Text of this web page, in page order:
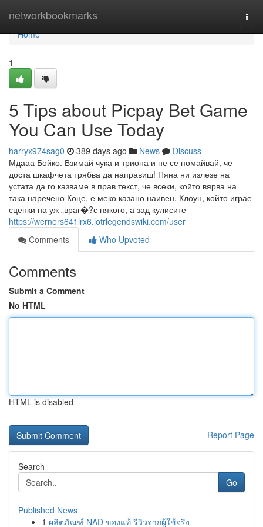
networkbookmarks
Home
Home
1
5 Tips about Picpay Bet Game
You Can Use Today
harryx974sag0 389 days ago News
Discuss
Мдааа Бойко. Взимай чука и триона и не се помайвай, че
доста шкафчета трябва да направиш! Пяна ни излезе на
устата да го казваме в прав текст, че всеки, който вярва на
така наречено Коце, е меко казано наивен. Клоун, който играе
сценки на уж „враг�?с някого, а зад кулисите
https://werners641lrx6.lotrlegendswiki.com/user
Comments
Who Upvoted
Comments
Submit a Comment
No HTML
HTML is disabled
Report Page
Search
Go
Published News
1 ผลิตภัณฑ์ NAD ของแท้ รีวิวจากผู้ใช้จริง